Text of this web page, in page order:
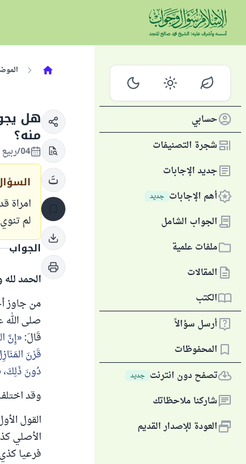
حسابي
شجرة التصنيفات
جديد الإجابات
أهم الإجابات جديد
الجواب الشامل
ملفات علمية
المقالات
الكتب
أرسل سؤالاً
المحفوظات
تصفح دون انترنت جديد
شاركنا ملاحظاتك
العودة للإصدار القديم
هل
منه؟
04/ربيع الأول/1447 الموافق 27/أغسطس/2025
لم
الجواب
الحمد
من جاوز
صلى الله
قَالَ: إِنَّ
قَرْنَ
دُونَ
وقد
القول
الأصلي
فرعيا